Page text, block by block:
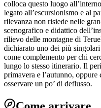
colloca questo luogo
legato all’escursionismo e al
rilevanza non risiede nelle
scenografico e didattico
rilievo delle montagne di
dichiarato uno dei più
come complemento per chi
lungo lo stesso itinerario. Il
primavera e l’autunno, oppure
osservare un po’ di deflusso.